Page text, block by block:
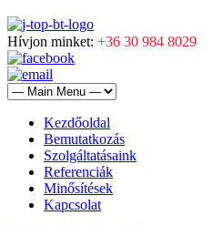
Hívjon minket: +36 30 984 8029
Kezdőoldal
Bemutatkozás
Szolgáltatásaink
Referenciák
Minősítések
Kapcsolat